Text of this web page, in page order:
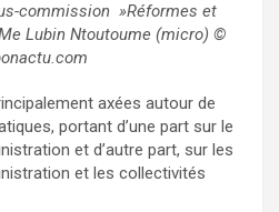
commission »Réformes et
Lubin Ntoutoume (micro) ©
axées autour de
portant d’une part sur le
et d’autre part, sur les
et les collectivités